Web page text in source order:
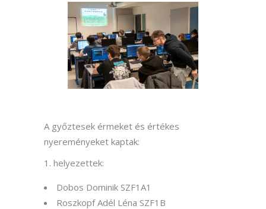
A győztesek érmeket és értékes
nyereményeket kaptak:
1. helyezettek:
Dobos Dominik SZF1A1
Roszkopf Adél Léna SZF1B